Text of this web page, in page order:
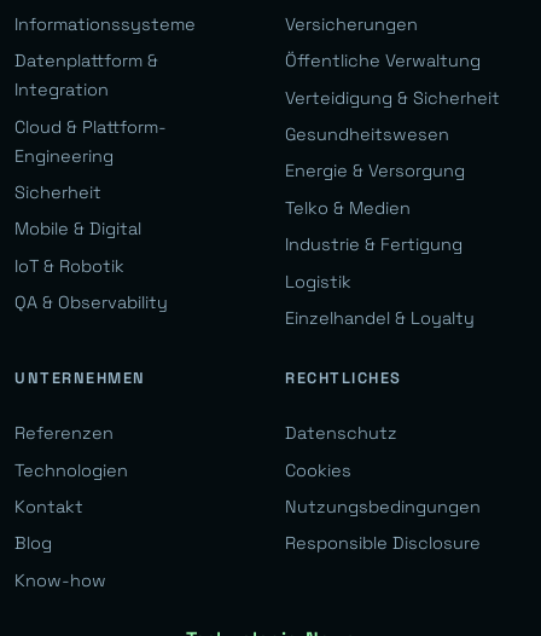
Informationssysteme
Datenplattform &
Integration
Cloud & Plattform-
Engineering
Sicherheit
Mobile & Digital
IoT & Robotik
QA & Observability
Versicherungen
Öffentliche Verwaltung
Verteidigung & Sicherheit
Gesundheitswesen
Energie & Versorgung
Telko & Medien
Industrie & Fertigung
Logistik
Einzelhandel & Loyalty
UNTERNEHMEN
Referenzen
Technologien
Kontakt
Blog
Know-how
RECHTLICHES
Datenschutz
Cookies
Nutzungsbedingungen
Responsible Disclosure